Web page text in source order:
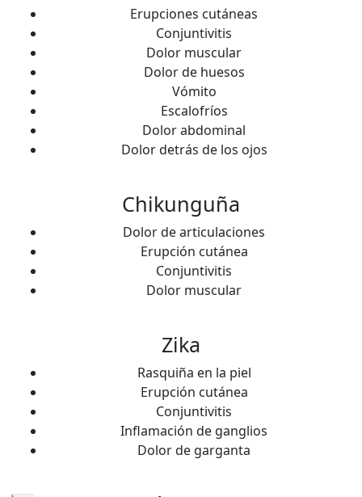
Erupciones cutáneas
Conjuntivitis
Dolor muscular
Dolor de huesos
Vómito
Escalofríos
Dolor abdominal
Dolor detrás de los ojos
Chikunguña
Dolor de articulaciones
Erupción cutánea
Conjuntivitis
Dolor muscular
Zika
Rasquiña en la piel
Erupción cutánea
Conjuntivitis
Inflamación de ganglios
Dolor de garganta